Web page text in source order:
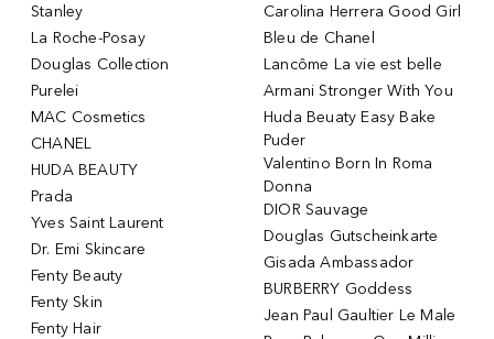
Stanley
La Roche-Posay
Douglas Collection
Purelei
MAC Cosmetics
CHANEL
HUDA BEAUTY
Prada
Yves Saint Laurent
Dr. Emi Skincare
Fenty Beauty
Fenty Skin
Fenty Hair
Carolina Herrera Good Girl
Bleu de Chanel
Lancôme La vie est belle
Armani Stronger With You
Huda Beuaty Easy Bake
Puder
Valentino Born In Roma
Donna
DIOR Sauvage
Douglas Gutscheinkarte
Gisada Ambassador
BURBERRY Goddess
Jean Paul Gaultier Le Male